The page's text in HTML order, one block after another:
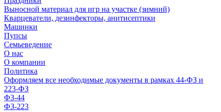
Выносной материал для игр на участке (зимний)
Кварцеватели, дезинфекторы, анитисептики
Машинки
Пупсы
Семьеведение
О нас
О компании
Политика
Оформляем все необходимые документы в рамках 44-ФЗ и
223-ФЗ
ФЗ-44
ФЗ-223